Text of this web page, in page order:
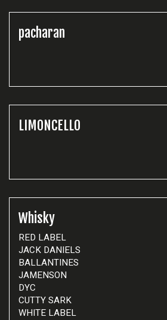
pacharan
LIMONCELLO
Whisky
RED LABEL
JACK DANIELS
BALLANTINES
JAMENSON
DYC
CUTTY SARK
WHITE LABEL